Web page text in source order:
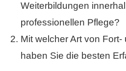
Weiterbildungen
professionellen Pflege?
Mit welcher Art von
haben Sie die besten